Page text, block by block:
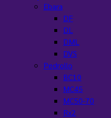
Ebara
DF
DL
DML
DVS
Pedrollo
BC10
MC45
MC50-70
Rx2